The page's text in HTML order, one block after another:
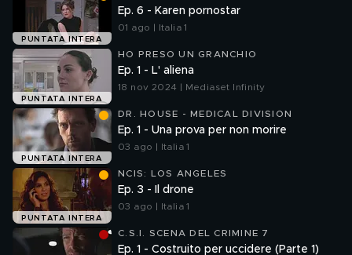
PUNTATA INTERA
Ep. 6 - Karen pornostar
01 ago | Italia 1
PUNTATA INTERA
HO PRESO UN GRANCHIO
Ep. 1 - L' aliena
18 nov 2024 | Mediaset Infinity
PUNTATA INTERA
DR. HOUSE - MEDICAL DIVISION
Ep. 1 - Una prova per non morire
03 ago | Italia 1
PUNTATA INTERA
NCIS: LOS ANGELES
Ep. 3 - Il drone
03 ago | Italia 1
C.S.I. SCENA DEL CRIMINE 7
Ep. 1 - Costruito per uccidere (Parte 1)